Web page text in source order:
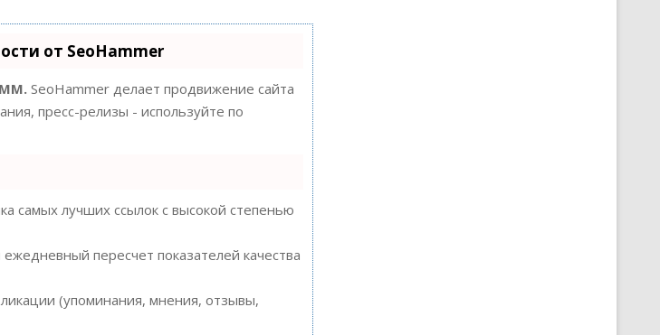
от SeoHammer
SeoHammer делает продвижение сайта
пресс-релизы - используйте по
самых лучших ссылок с высокой степенью
пересчет показателей качества
(упоминания, мнения, отзывы,